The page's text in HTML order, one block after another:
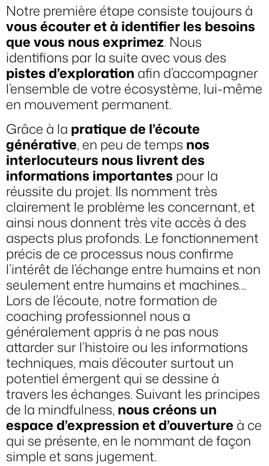
Notre première étape consiste toujours à
vous écouter et à identifier les besoins
que vous nous exprimez. Nous
identifions par la suite avec vous des
pistes d’exploration afin d’accompagner
l’ensemble de votre écosystème, lui-même
en mouvement permanent.
Grâce à la pratique de l’écoute
générative, en peu de temps nos
interlocuteurs nous livrent des
informations importantes pour la
réussite du projet. Ils nomment très
clairement le problème les concernant, et
ainsi nous donnent très vite accès à des
aspects plus profonds. Le fonctionnement
précis de ce processus nous confirme
l’intérêt de l’échange entre humains et non
seulement entre humains et machines…
Lors de l’écoute, notre formation de
coaching professionnel nous a
généralement appris à ne pas nous
attarder sur l’histoire ou les informations
techniques, mais d’écouter surtout un
potentiel émergent qui se dessine à
travers les échanges. Suivant les principes
de la mindfulness, nous créons un
espace d’expression et d’ouverture à ce
qui se présente, en le nommant de façon
simple et sans jugement.